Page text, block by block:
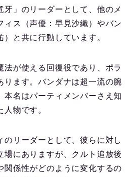
牙」のリーダーとして、他のメ
ィス（声優：早見沙織）やバン
と共に行動しています。
法が使える回復役であり、ポラ
ります。バンダナは超一流の腕
本名はパーティメンバーさえ知
物です。
のリーダーとして、彼らに対し
場にありますが、クルト追放後
関係性がどのように変化するの